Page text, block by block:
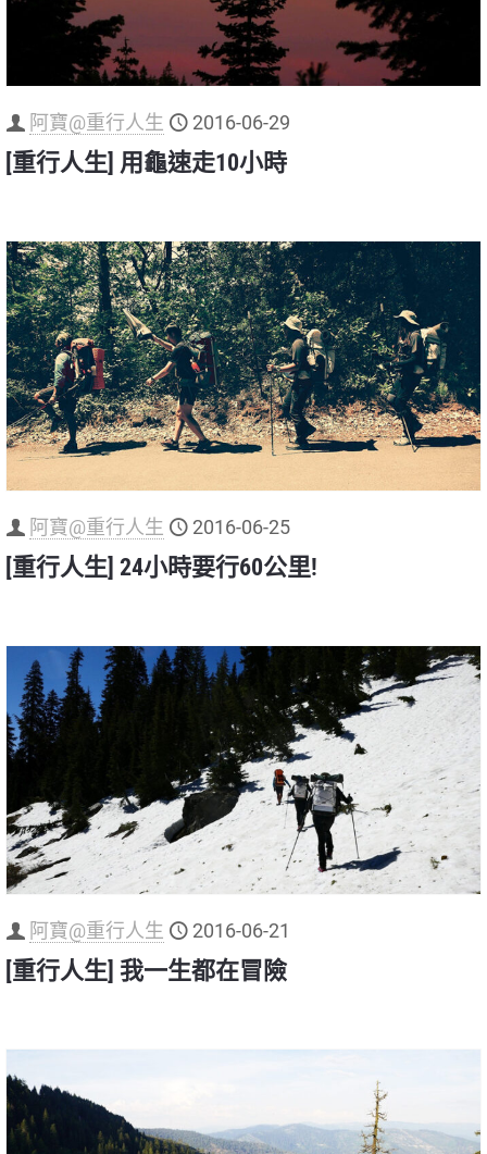
阿寶@重行人生 2016-06-29
[重行人生] 用龜速走10小時
阿寶@重行人生 2016-06-25
[重行人生] 24小時要行60公里!
阿寶@重行人生 2016-06-21
[重行人生] 我一生都在冒險